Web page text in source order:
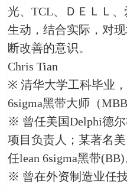
光、TCL、ＤＥＬＬ
生动，结合实际，对
断改善的意识。
Chris Tian
※ 清华大学工科毕业
6sigma黑带大师（MBB
※ 曾任美国Delphi德
项目负责人；某著名
任lean 6sigma黑带(BB)
※ 曾在外资制造业任